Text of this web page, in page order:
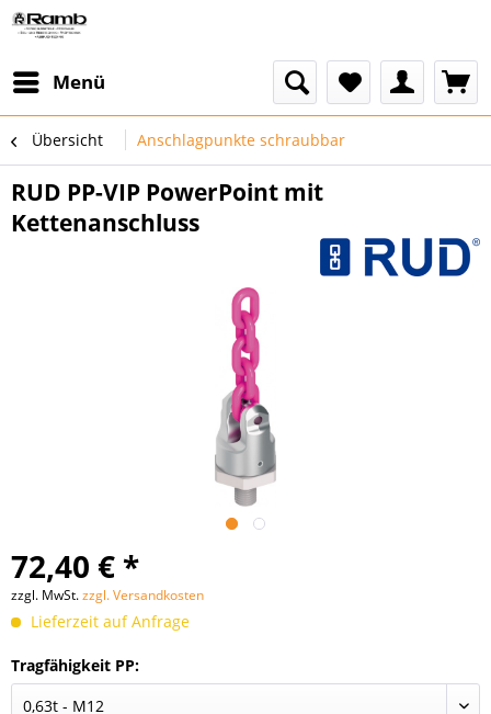
Menü
Übersicht Anschlagpunkte schraubbar
RUD PP-VIP PowerPoint mit
Kettenanschluss
72,40 € *
zzgl. MwSt.zzgl. Versandkosten
Lieferzeit auf Anfrage
Tragfähigkeit PP: